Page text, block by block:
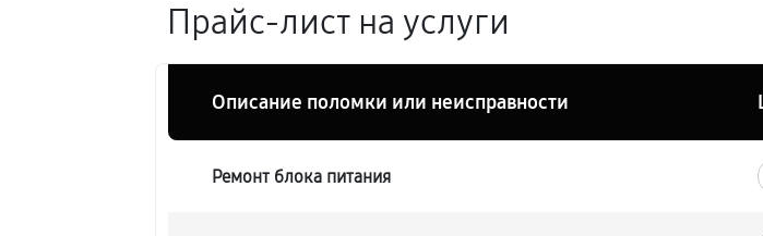
Прайс-лист на услуги
Описание поломки или неисправности
Ремонт блока питания